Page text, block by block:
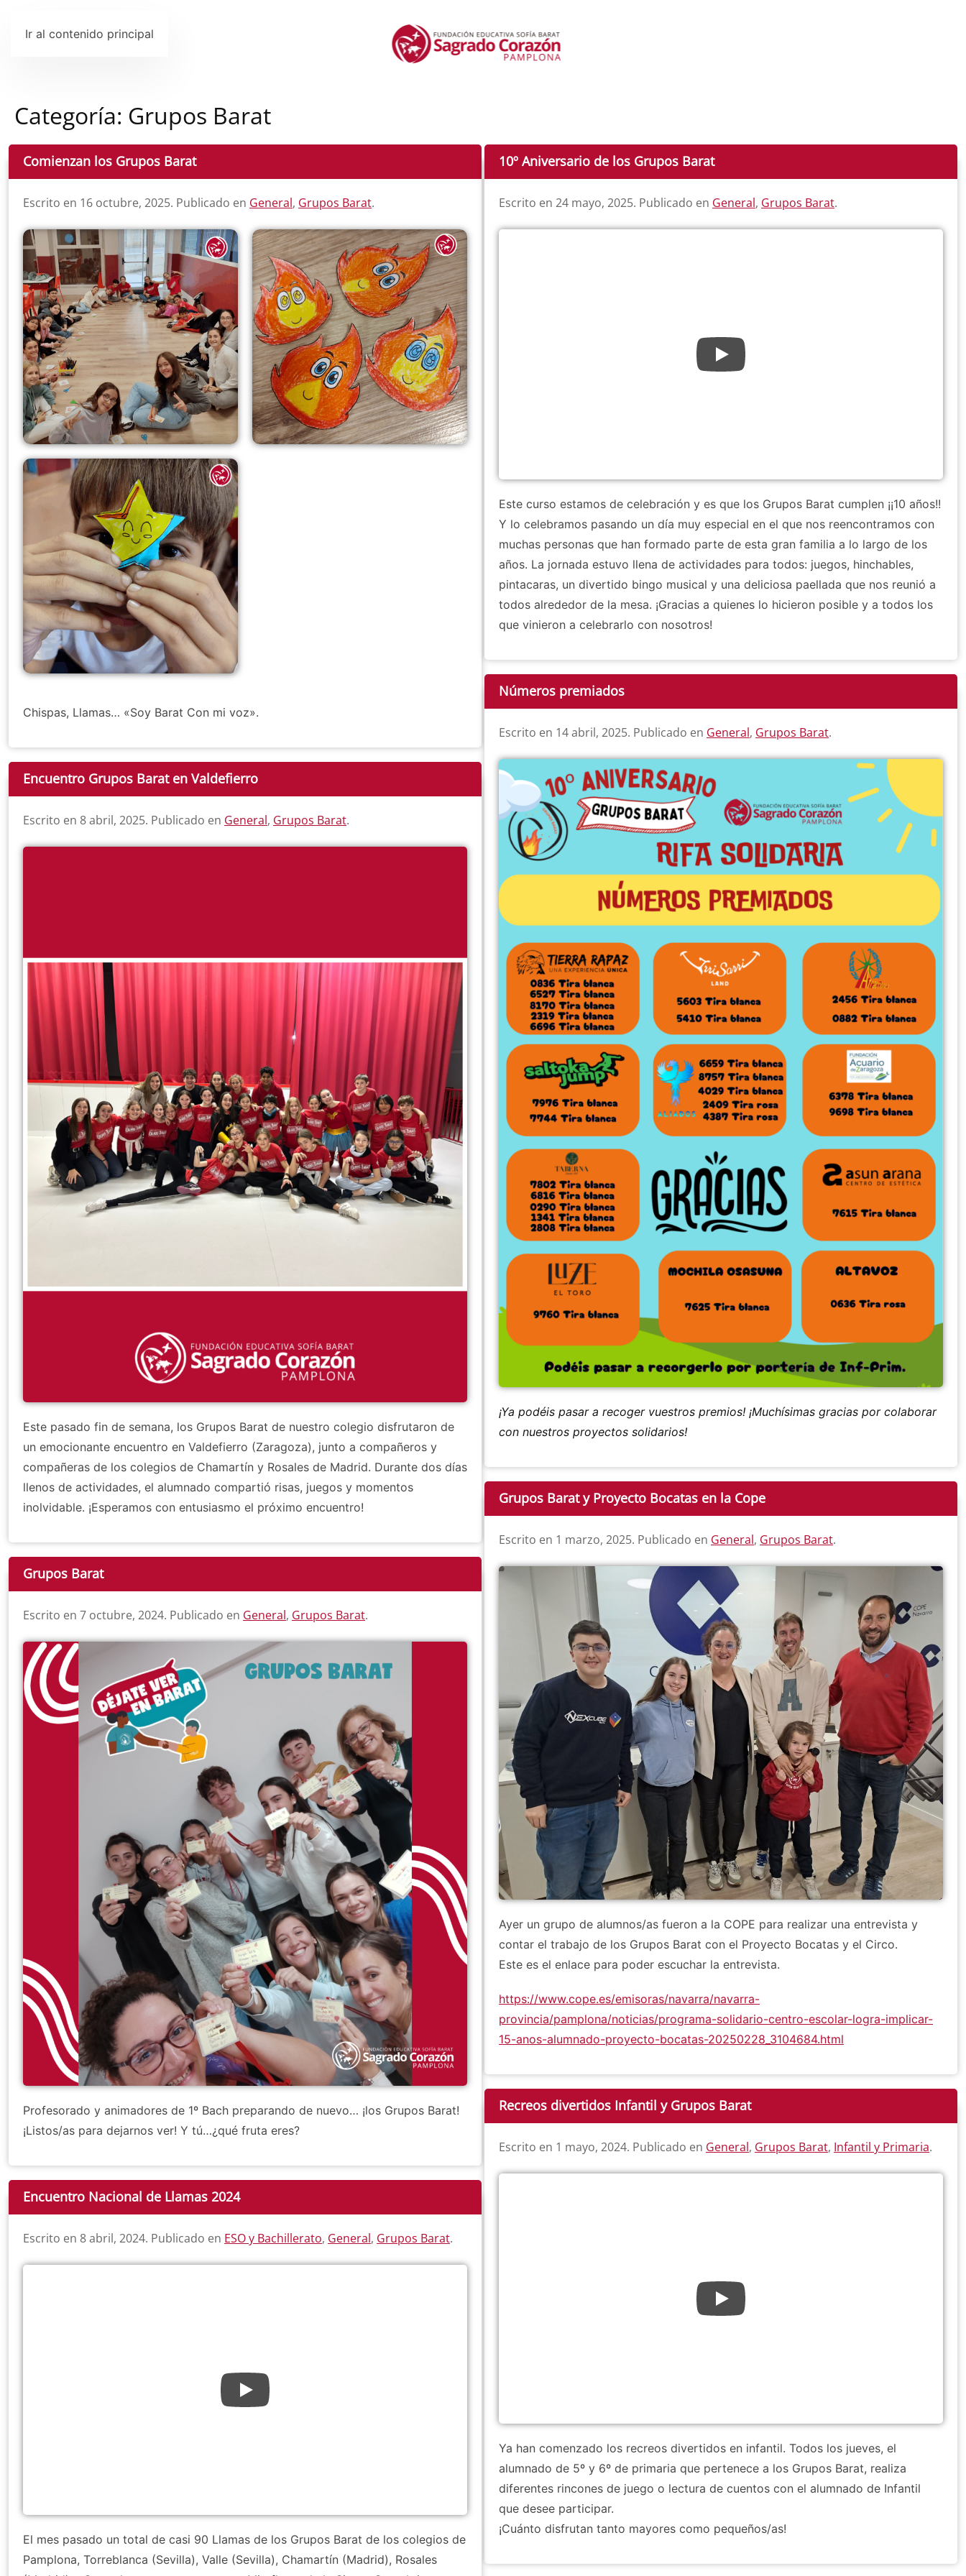
Ir al contenido principal
Categoría: Grupos Barat
Comienzan los Grupos Barat
Escrito en 16 octubre, 2025. Publicado en General, Grupos Barat.
Chispas, Llamas… «Soy Barat Con mi voz».
10º Aniversario de los Grupos Barat
Escrito en 24 mayo, 2025. Publicado en General, Grupos Barat.
Este curso estamos de celebración y es que los Grupos Barat cumplen ¡¡10 años!!
Y lo celebramos pasando un día muy especial en el que nos reencontramos con
muchas personas que han formado parte de esta gran familia a lo largo de los
años. La jornada estuvo llena de actividades para todos: juegos, hinchables,
pintacaras, un divertido bingo musical y una deliciosa paellada que nos reunió a
todos alrededor de la mesa. ¡Gracias a quienes lo hicieron posible y a todos los
que vinieron a celebrarlo con nosotros!
Números premiados
Escrito en 14 abril, 2025. Publicado en General, Grupos Barat.
¡Ya podéis pasar a recoger vuestros premios! ¡Muchísimas gracias por colaborar
con nuestros proyectos solidarios!
Encuentro Grupos Barat en Valdefierro
Escrito en 8 abril, 2025. Publicado en General, Grupos Barat.
Este pasado fin de semana, los Grupos Barat de nuestro colegio disfrutaron de
un emocionante encuentro en Valdefierro (Zaragoza), junto a compañeros y
compañeras de los colegios de Chamartín y Rosales de Madrid. Durante dos días
llenos de actividades, el alumnado compartió risas, juegos y momentos
inolvidable. ¡Esperamos con entusiasmo el próximo encuentro!
Grupos Barat y Proyecto Bocatas en la Cope
Escrito en 1 marzo, 2025. Publicado en General, Grupos Barat.
Ayer un grupo de alumnos/as fueron a la COPE para realizar una entrevista y
contar el trabajo de los Grupos Barat con el Proyecto Bocatas y el Circo.
Este es el enlace para poder escuchar la entrevista.
https://www.cope.es/emisoras/navarra/navarra-
provincia/pamplona/noticias/programa-solidario-centro-escolar-logra-implicar-
15-anos-alumnado-proyecto-bocatas-20250228_3104684.html
Grupos Barat
Escrito en 7 octubre, 2024. Publicado en General, Grupos Barat.
Profesorado y animadores de 1º Bach preparando de nuevo… ¡los Grupos Barat!
¡Listos/as para dejarnos ver! Y tú…¿qué fruta eres?
Recreos divertidos Infantil y Grupos Barat
Escrito en 1 mayo, 2024. Publicado en General, Grupos Barat, Infantil y Primaria.
Ya han comenzado los recreos divertidos en infantil. Todos los jueves, el
alumnado de 5º y 6º de primaria que pertenece a los Grupos Barat, realiza
diferentes rincones de juego o lectura de cuentos con el alumnado de Infantil
que desee participar.
¡Cuánto disfrutan tanto mayores como pequeños/as!
Encuentro Nacional de Llamas 2024
Escrito en 8 abril, 2024. Publicado en ESO y Bachillerato, General, Grupos Barat.
El mes pasado un total de casi 90 Llamas de los Grupos Barat de los colegios de
Pamplona, Torreblanca (Sevilla), Valle (Sevilla), Chamartín (Madrid), Rosales